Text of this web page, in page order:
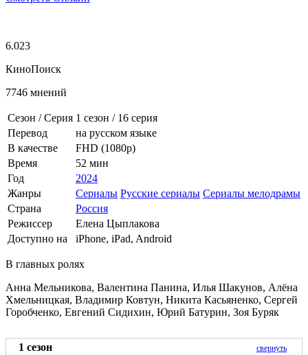
6.023
КиноПоиск
7746 мнений
Сезон / Серия 1 сезон / 16 серия
Перевод
на русском языке
В качестве
FHD (1080p)
Время
52 мин
Год
2024
Жанры
Сериалы Русские сериалы Сериалы мелодрамы
Страна
Россия
Режиссер
Елена Цыплакова
Доступно на
iPhone, iPad, Android
В главных ролях
Анна Мельникова, Валентина Панина, Илья Шакунов, Алёна
Хмельницкая, Владимир Ковтун, Никита Касьяненко, Сергей
Горобченко, Евгений Сидихин, Юрий Батурин, Зоя Буряк
1 сезон
свернуть